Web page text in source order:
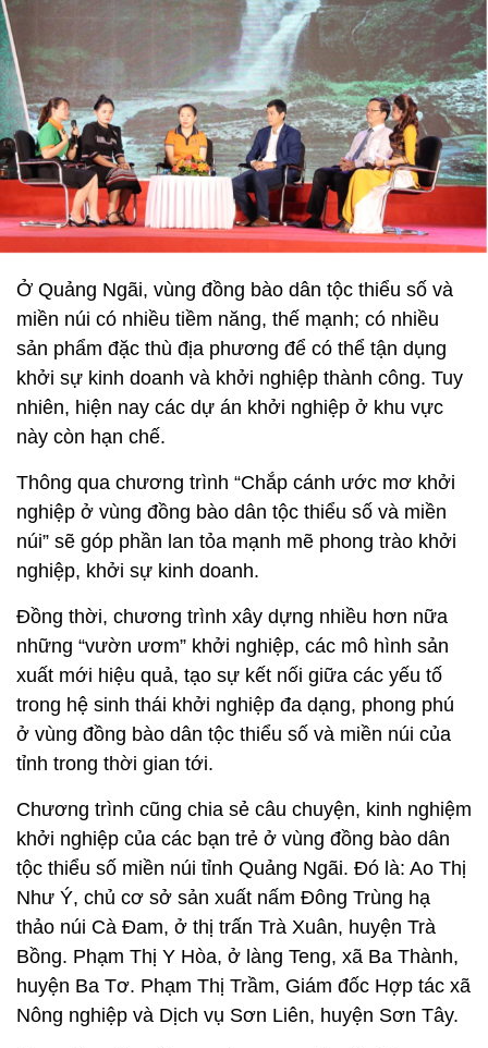
Ở Quảng Ngãi, vùng đồng bào dân tộc thiểu số và
miền núi có nhiều tiềm năng, thế mạnh; có nhiều
sản phẩm đặc thù địa phương để có thể tận dụng
khởi sự kinh doanh và khởi nghiệp thành công. Tuy
nhiên, hiện nay các dự án khởi nghiệp ở khu vực
này còn hạn chế.
Thông qua chương trình “Chắp cánh ước mơ khởi
nghiệp ở vùng đồng bào dân tộc thiểu số và miền
núi” sẽ góp phần lan tỏa mạnh mẽ phong trào khởi
nghiệp, khởi sự kinh doanh.
Đồng thời, chương trình xây dựng nhiều hơn nữa
những “vườn ươm” khởi nghiệp, các mô hình sản
xuất mới hiệu quả, tạo sự kết nối giữa các yếu tố
trong hệ sinh thái khởi nghiệp đa dạng, phong phú
ở vùng đồng bào dân tộc thiểu số và miền núi của
tỉnh trong thời gian tới.
Chương trình cũng chia sẻ câu chuyện, kinh nghiệm
khởi nghiệp của các bạn trẻ ở vùng đồng bào dân
tộc thiểu số miền núi tỉnh Quảng Ngãi. Đó là: Ao Thị
Như Ý, chủ cơ sở sản xuất nấm Đông Trùng hạ
thảo núi Cà Đam, ở thị trấn Trà Xuân, huyện Trà
Bồng. Phạm Thị Y Hòa, ở làng Teng, xã Ba Thành,
huyện Ba Tơ. Phạm Thị Trầm, Giám đốc Hợp tác xã
Nông nghiệp và Dịch vụ Sơn Liên, huyện Sơn Tây.